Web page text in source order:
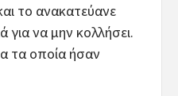
το ανακατεύανε
για να μην κολλήσει.
τα οποία ήσαν